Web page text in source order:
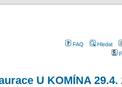
FAQ
Hledat
U KOMÍNA 29.4.